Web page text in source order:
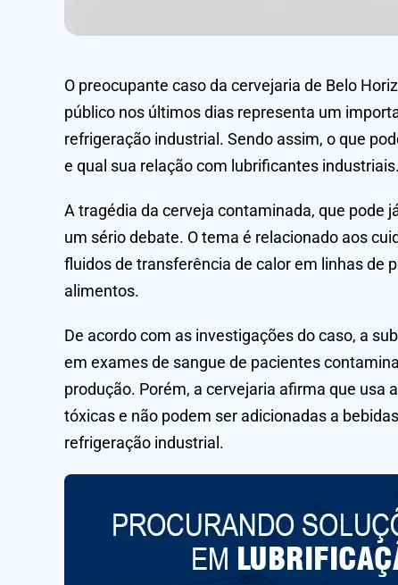
O preocupante caso da cervejaria de Belo
público nos últimos dias representa um
refrigeração industrial. Sendo assim, o que
e qual sua relação com lubrificantes industriais.
A tragédia da cerveja contaminada, que pode
um sério debate. O tema é relacionado aos
fluidos de transferência de calor em linhas de
alimentos.
De acordo com as investigações do caso, a
em exames de sangue de pacientes
produção. Porém, a cervejaria afirma que
tóxicas e não podem ser adicionadas a
refrigeração industrial.